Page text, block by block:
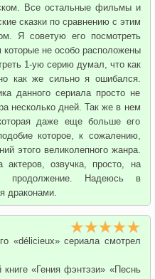
Все остальные фильмы и
сказки по сравнению с этим
Я советую его посмотреть
не особо расположены
1-ую серию думал, что как
как же сильно я ошибался.
данного сериала просто не
несколько дней. Так же в нем
даже еще больше его
которое, к сожалению,
этого великолепного жанра.
озвучка, просто, на
продолжение. Надеюсь в
драконами.
«délicieux» сериала смотрел
«Гения фэнтэзи» «Песнь